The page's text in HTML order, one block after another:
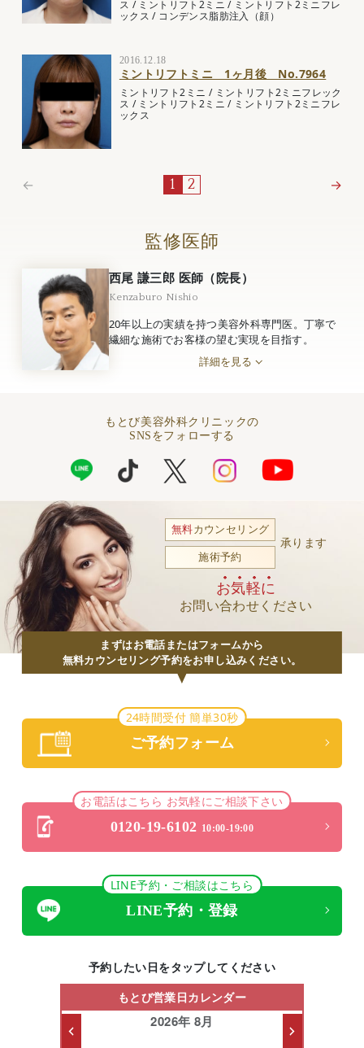
ス / ミントリフト2ミニ / ミントリフト2ミニフレ
ックス / コンデンス脂肪注入（顔）
2016.12.18
ミントリフトミニ 1ヶ月後 No.7964
ミントリフト2ミニ / ミントリフト2ミニフレック
ス / ミントリフト2ミニ / ミントリフト2ミニフレ
ックス
← 1 2 →
監修医師
西尾 謙三郎 医師（院長）
Kenzaburo Nishio
20年以上の実績を持つ美容外科専門医。丁寧で
繊細な施術でお客様の望む実現を目指す。
詳細を見る
もとび美容外科クリニックの
SNSをフォローする
無料カウンセリング
施術予約
承ります
お気軽に
お問い合わせください
まずはお電話またはフォームから
無料カウンセリング予約をお申し込みください。
24時間受付 簡単30秒
ご予約フォーム
お電話はこちら お気軽にご相談下さい
0120-19-6102 10:00-19:00
LINE予約・ご相談はこちら
LINE予約・登録
予約したい日をタップしてください
もとび営業日カレンダー
2026年 8月